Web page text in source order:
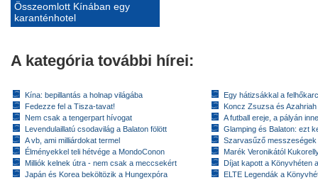
Összeomlott Kínában egy
karanténhotel
A kategória további hírei:
Kína: bepillantás a holnap világába
Fedezze fel a Tisza-tavat!
Nem csak a tengerpart hívogat
Levendulaillatú csodavilág a Balaton fölött
A vb, ami milliárdokat termel
Élményekkel teli hétvége a MondoConon
Milliók kelnek útra - nem csak a meccsekért
Japán és Korea beköltözik a Hungexpóra
Egy hátizsákkal a
Koncz Zsuzsa és
A futball ereje, a pályán
Glamping és Balaton: ezt
Szarvasűző messzeségek
Marék Veronikától
Díjat kapott a Könyvhéten
ELTE Legendák a